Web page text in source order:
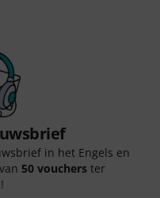
in het Engels en
50 vouchers ter